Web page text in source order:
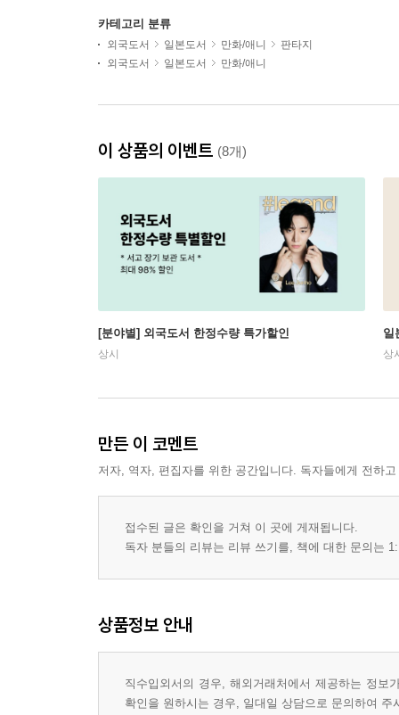
카테고리 분류
외국도서 일본도서 만화/애니
판타지
외국도서
일본도서 만화/애니
이 상품의 이벤트 (8개)
[분야별] 외국도서 한정수량 특가할인
상시
일
상
만든 이 코멘트
저자, 역자, 편집자를 위한 공간입니다. 독자들에게 전하
접수된 글은 확인을 거쳐 이 곳에 게재됩니다.
독자 분들의 리뷰는 리뷰 쓰기를, 책에 대한 문의는
상품정보 안내
직수입외서의 경우, 해외거래처에서 제공하는 정
확인을 원하시는 경우, 일대일 상담으로 문의하여 주